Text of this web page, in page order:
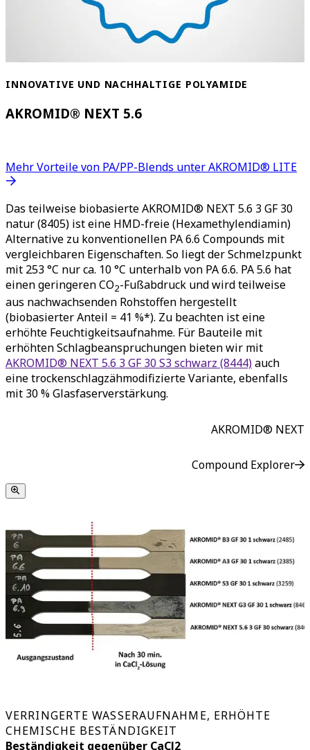
INNOVATIVE UND NACHHALTIGE POLYAMIDE
AKROMID® NEXT 5.6
Mehr Vorteile von PA/PP-Blends unter AKROMID® LITE
Das teilweise biobasierte AKROMID® NEXT 5.6 3 GF 30
natur (8405) ist eine HMD-freie (Hexamethylendiamin)
Alternative zu konventionellen PA 6.6 Compounds mit
vergleichbaren Eigenschaften. So liegt der Schmelzpunkt
mit 253 °C nur ca. 10 °C unterhalb von PA 6.6. PA 5.6 hat
einen geringeren CO2-Fußabdruck und wird teilweise
aus nachwachsenden Rohstoffen hergestellt
(biobasierter Anteil = 41 %*). Zu beachten ist eine
erhöhte Feuchtigkeitsaufnahme. Für Bauteile mit
erhöhten Schlagbeanspruchungen bieten wir mit
AKROMID® NEXT 5.6 3 GF 30 S3 schwarz (8444)auch
eine trockenschlagzähmodifizierte Variante, ebenfalls
mit 30 % Glasfaserverstärkung.
AKROMID® NEXT
Compound Explorer
VERRINGERTE WASSERAUFNAHME, ERHÖHTE
CHEMISCHE BESTÄNDIGKEIT
Beständigkeit gegenüber CaCl2